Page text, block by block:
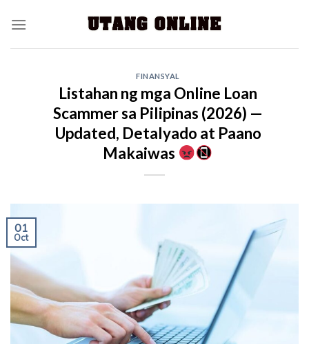
FINANSYAL
Listahan ng mga Online Loan
Scammer sa Pilipinas (2026) —
Updated, Detalyado at Paano
Makaiwas
01
Oct